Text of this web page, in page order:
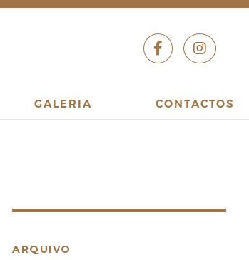
GALERIA CONTACTOS
ARQUIVO